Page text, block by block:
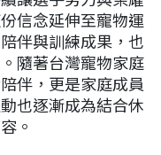
信念延伸至寵物運
伴與訓練成果，也
隨著台灣寵物家庭
伴，更是家庭成員
也逐漸成為結合休
。